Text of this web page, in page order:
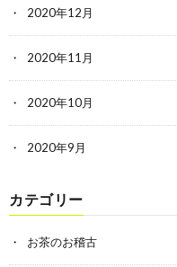
2020年12月
2020年11月
2020年10月
2020年9月
カテゴリー
お茶のお稽古